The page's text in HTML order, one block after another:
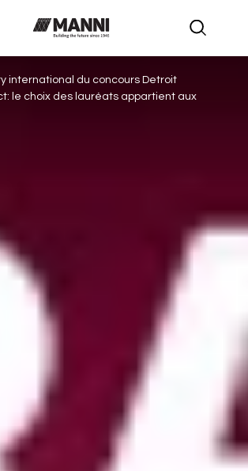
international du concours Detroit
le choix des lauréats appartient aux